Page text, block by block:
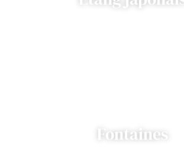
Fontaines